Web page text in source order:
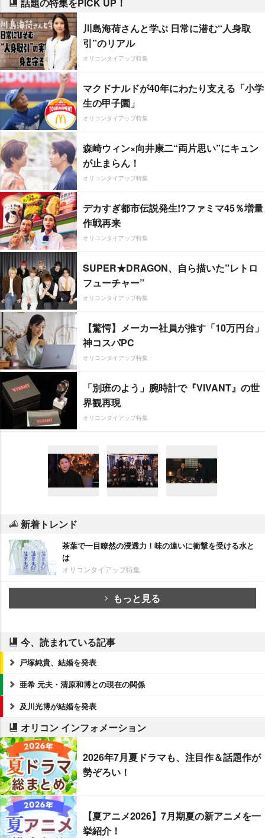
川島海荷さんと学ぶ 日常に潜む“人身取
引”のリアル
オリコンタイアップ特集
マクドナルドが40年にわたり支える「小学
生の甲子園」
オリコンタイアップ特集
森崎ウィン×向井康二“両片思い”にキュン
が止まらん！
オリコンタイアップ特集
デカすぎ都市伝説発生!?ファミマ45％増量
作戦再来
オリコンタイアップ特集
SUPER★DRAGON、自ら描いた”レトロ
フューチャー”
オリコンタイアップ特集
【驚愕】メーカー社員が推す「10万円台」
神コスパPC
オリコンタイアップ特集
「別班のよう」腕時計で『VIVANT』の世
界観再現
オリコンタイアップ特集
新着トレンド
茶葉で一目瞭然の浸透力！味の違いに衝撃を受ける水と
は
オリコンタイアップ特集
もっと見る
今、読まれている記事
戸塚純貴、結婚を発表
亜希 元夫・清原和博との現在の関係
及川光博が結婚を発表
オリコン インフォメーション
2026年7月夏ドラマも、注目作＆話題作が
勢ぞろい！
【夏アニメ2026】7月期夏の新アニメを一
挙紹介！